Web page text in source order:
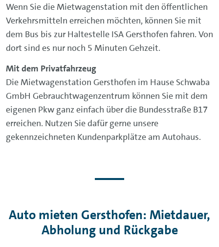
Wenn Sie die Mietwagenstation mit den öffentlichen
Verkehrsmitteln erreichen möchten, können Sie mit
dem Bus bis zur Haltestelle ISA Gersthofen fahren. Von
dort sind es nur noch 5 Minuten Gehzeit.
Mit dem Privatfahrzeug
Die Mietwagenstation Gersthofen im Hause Schwaba
GmbH Gebrauchtwagenzentrum können Sie mit dem
eigenen Pkw ganz einfach über die Bundesstraße B17
erreichen. Nutzen Sie dafür gerne unsere
gekennzeichneten Kundenparkplätze am Autohaus.
Auto mieten Gersthofen: Mietdauer,
Abholung und Rückgabe